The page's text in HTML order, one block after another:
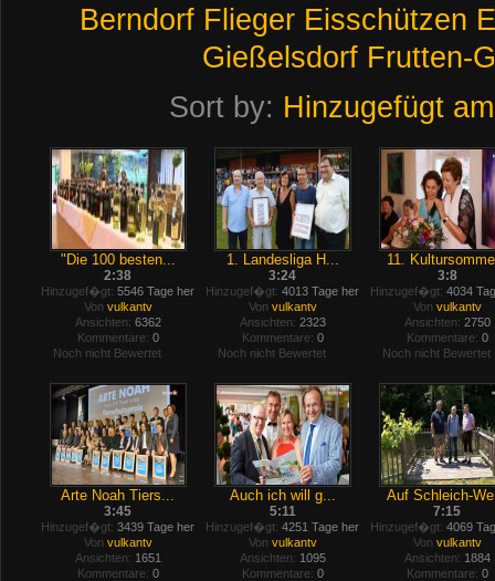
Berndorf Flieger Eisschützen
Gießelsdorf Frutten-
Sort by: Hinzugefügt am
"Die 100 besten...
2:38
Hinzugef�gt: 5546 Tage her
Von vulkantv
Ansichten: 6362
Kommentare: 0
Noch nicht Bewertet
1. Landesliga H...
3:24
Hinzugef�gt: 4013 Tage her
Von vulkantv
Ansichten: 2323
Kommentare: 0
Noch nicht Bewertet
11.
3:8
Hinzugef�gt: 4034
Von vulkantv
Ansichten: 2750
Kommentare: 0
Noch nicht Bewertet
Arte Noah Tiers...
3:45
Hinzugef�gt: 3439 Tage her
Von vulkantv
Ansichten: 1651
Kommentare: 0
Auch ich will g...
5:11
Hinzugef�gt: 4251 Tage her
Von vulkantv
Ansichten: 1095
Kommentare: 0
Auf Schleich-
7:15
Hinzugef�gt: 4069
Von vulkantv
Ansichten: 1884
Kommentare: 0